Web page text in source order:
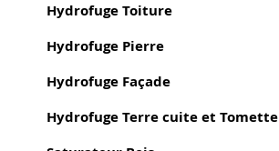
Hydrofuge Toiture
Hydrofuge Pierre
Hydrofuge Façade
Hydrofuge Terre cuite et Tomette